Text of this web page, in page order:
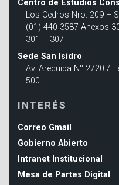
Centro de Estudios
Los Cedros Nro. 209 –
(01) 440 3587 Anexos
301 – 307
Sede San Isidro
Av. Arequipa N° 2720 /
500
INTERÉS
Correo Gmail
Gobierno Abierto
Intranet Institucional
Mesa de Partes Digital